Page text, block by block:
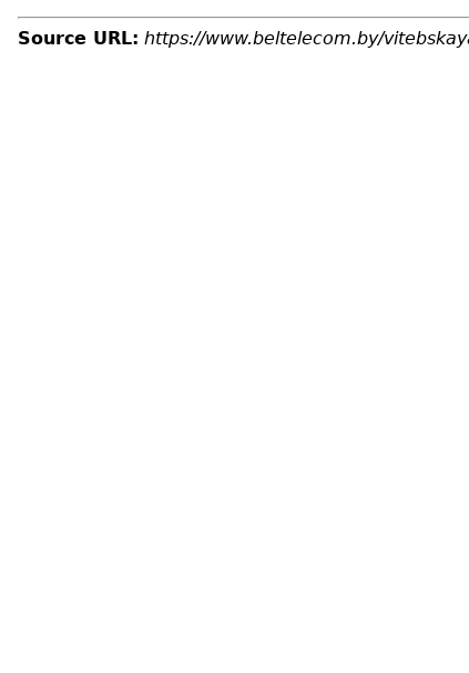
Source URL: https://www.beltelecom.by/